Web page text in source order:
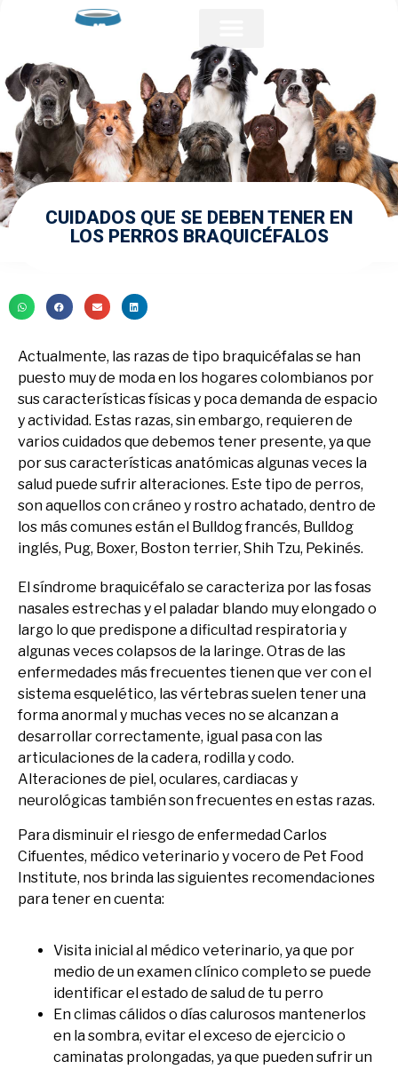
CUIDADOS QUE SE DEBEN TENER EN
LOS PERROS BRAQUICÉFALOS
Actualmente, las razas de tipo braquicéfalas se han
puesto muy de moda en los hogares colombianos por
sus características físicas y poca demanda de espacio
y actividad. Estas razas, sin embargo, requieren de
varios cuidados que debemos tener presente, ya que
por sus características anatómicas algunas veces la
salud puede sufrir alteraciones. Este tipo de perros,
son aquellos con cráneo y rostro achatado, dentro de
los más comunes están el Bulldog francés, Bulldog
inglés, Pug, Boxer, Boston terrier, Shih Tzu, Pekinés.
El síndrome braquicéfalo se caracteriza por las fosas
nasales estrechas y el paladar blando muy elongado o
largo lo que predispone a dificultad respiratoria y
algunas veces colapsos de la laringe. Otras de las
enfermedades más frecuentes tienen que ver con el
sistema esquelético, las vértebras suelen tener una
forma anormal y muchas veces no se alcanzan a
desarrollar correctamente, igual pasa con las
articulaciones de la cadera, rodilla y codo.
Alteraciones de piel, oculares, cardiacas y
neurológicas también son frecuentes en estas razas.
Para disminuir el riesgo de enfermedad Carlos
Cifuentes, médico veterinario y vocero de Pet Food
Institute, nos brinda las siguientes recomendaciones
para tener en cuenta:
Visita inicial al médico veterinario, ya que por
medio de un examen clínico completo se puede
identificar el estado de salud de tu perro
En climas cálidos o días calurosos mantenerlos
en la sombra, evitar el exceso de ejercicio o
caminatas prolongadas, ya que pueden sufrir un